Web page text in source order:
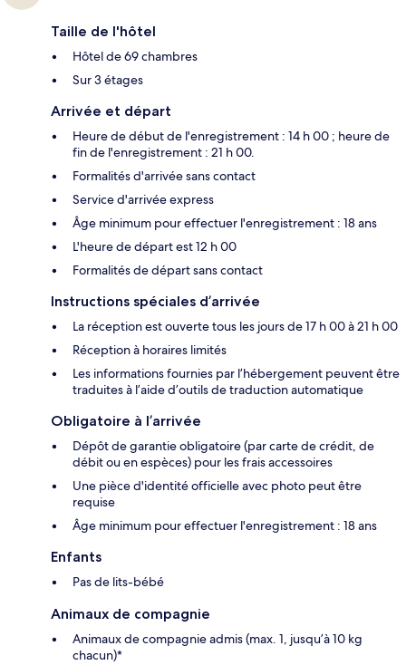
Taille de l'hôtel
Hôtel de 69 chambres
Sur 3 étages
Arrivée et départ
Heure de début de l'enregistrement : 14 h 00 ; heure de
fin de l'enregistrement : 21 h 00.
Formalités d'arrivée sans contact
Service d'arrivée express
Âge minimum pour effectuer l'enregistrement : 18 ans
L'heure de départ est 12 h 00
Formalités de départ sans contact
Instructions spéciales d’arrivée
La réception est ouverte tous les jours de 17 h 00 à 21 h 00
Réception à horaires limités
Les informations fournies par l’hébergement peuvent être
traduites à l’aide d’outils de traduction automatique
Obligatoire à l’arrivée
Dépôt de garantie obligatoire (par carte de crédit, de
débit ou en espèces) pour les frais accessoires
Une pièce d'identité officielle avec photo peut être
requise
Âge minimum pour effectuer l'enregistrement : 18 ans
Enfants
Pas de lits-bébé
Animaux de compagnie
Animaux de compagnie admis (max. 1, jusqu’à 10 kg
chacun)*